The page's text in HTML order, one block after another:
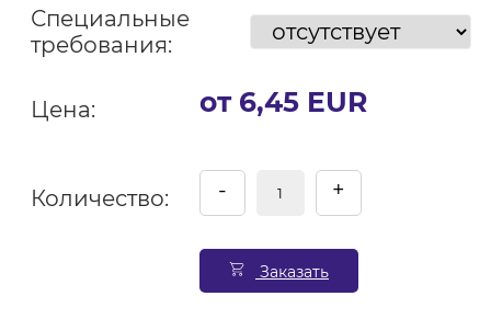
Специальные
требования:
Цена: от 6,45 EUR
Количество: - +
Заказать